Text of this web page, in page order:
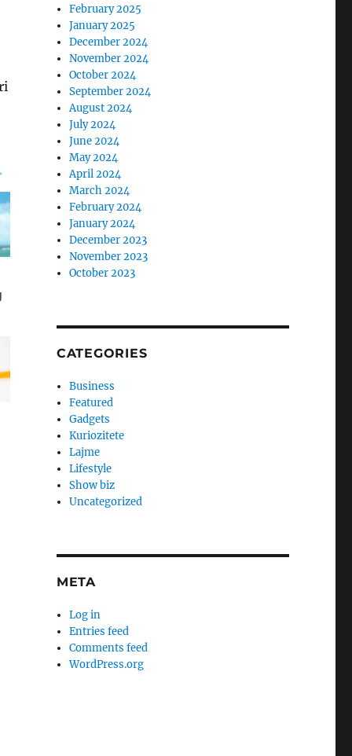
February 2025
January 2025
December 2024
November 2024
October 2024
September 2024
August 2024
July 2024
June 2024
May 2024
April 2024
March 2024
February 2024
January 2024
December 2023
November 2023
October 2023
CATEGORIES
Business
Featured
Gadgets
Kuriozitete
Lajme
Lifestyle
Show biz
Uncategorized
META
Log in
Entries feed
Comments feed
WordPress.org